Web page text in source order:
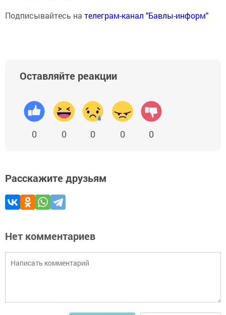
Подписывайтесь на телеграм-канал "Бавлы-информ"
Оставляйте реакции
0 0 0 0 0
Расскажите друзьям
Нет комментариев